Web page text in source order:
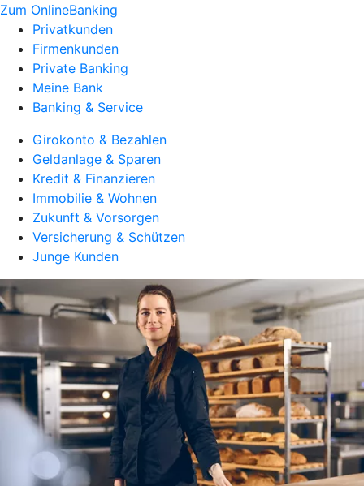
Zum OnlineBanking
Privatkunden
Firmenkunden
Private Banking
Meine Bank
Banking & Service
Girokonto & Bezahlen
Geldanlage & Sparen
Kredit & Finanzieren
Immobilie & Wohnen
Zukunft & Vorsorgen
Versicherung & Schützen
Junge Kunden